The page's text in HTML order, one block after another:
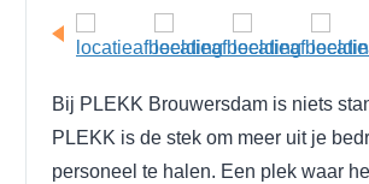
Bij PLEKK Brouwersdam is niets
PLEKK is de stek om meer uit je
personeel te halen. Een plek waar